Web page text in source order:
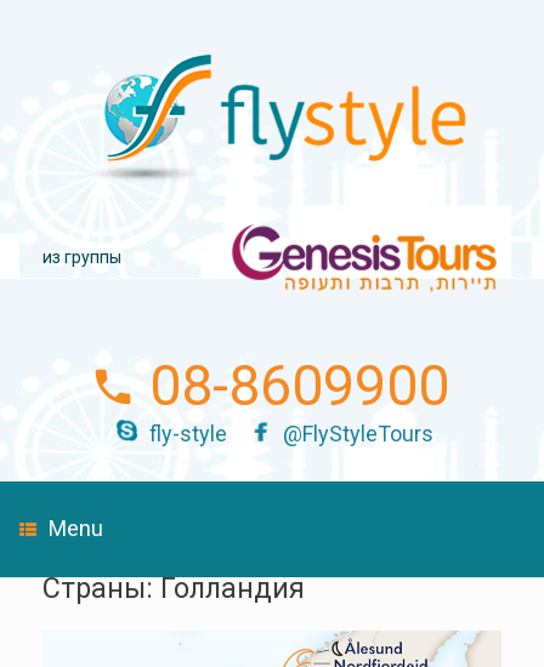
из группы
08-8609900
fly-style @FlyStyleTours
Menu
Страны: Голландия